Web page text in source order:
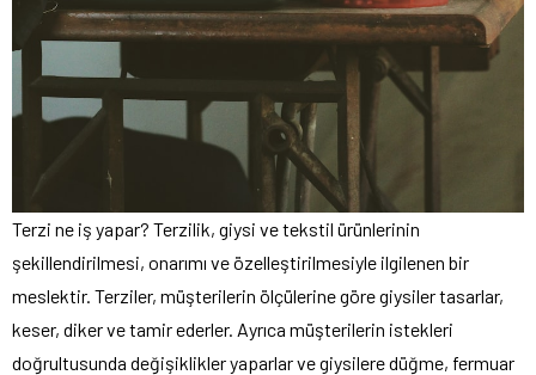
Terzi ne iş yapar? Terzilik, giysi ve tekstil ürünlerinin
şekillendirilmesi, onarımı ve özelleştirilmesiyle ilgilenen bir
meslektir. Terziler, müşterilerin ölçülerine göre giysiler tasarlar,
keser, diker ve tamir ederler. Ayrıca müşterilerin istekleri
doğrultusunda değişiklikler yaparlar ve giysilere düğme, fermuar